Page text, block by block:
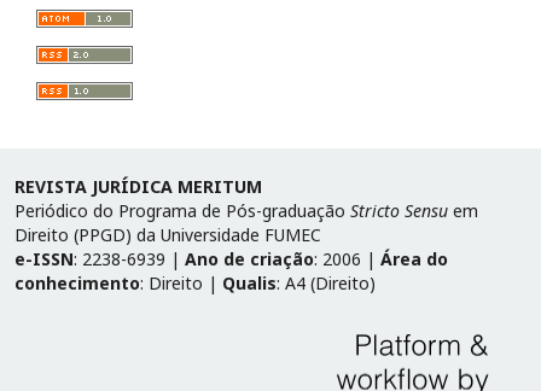
REVISTA JURÍDICA MERITUM
Periódico do Programa de Pós-graduação Stricto Sensu em
Direito (PPGD) da Universidade FUMEC
e-ISSN: 2238-6939 | Ano de criação: 2006 | Área do
conhecimento: Direito | Qualis: A4 (Direito)